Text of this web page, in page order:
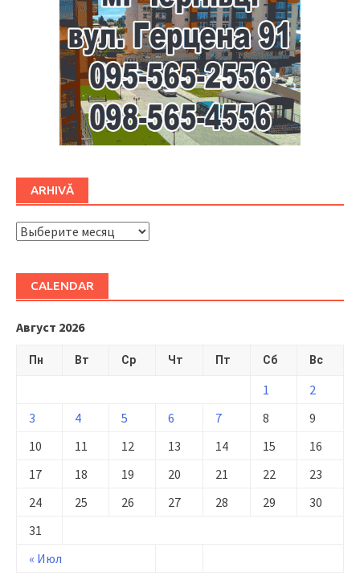
ARHIVĂ
ARHIVĂ
CALENDAR
Август 2026
Пн Вт Ср Чт Пт Сб Вс
« Июл
1
2
3
4 5 6 7 8
9
10
11 12 13 14 15
16
17
18 19 20 21 22
23
24
25 26 27 28 29
30
31